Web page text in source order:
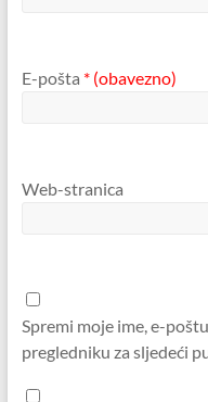
E-pošta * (obavezno)
Web-stranica
Spremi moje ime, e-
pregledniku za sljedeći